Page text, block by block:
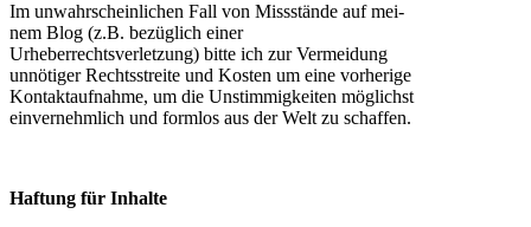
Im unwahrscheinlichen Fall von Missstände auf mei­
nem Blog (z.B. bezüg­lich einer
Urheberrechtsverletzung) bitte ich zur Vermeidung
unnö­ti­ger Rechtsstreite und Kosten um eine vor­he­rige
Kontaktaufnahme, um die Unstimmigkeiten mög­lichst
ein­ver­nehm­lich und form­los aus der Welt zu schaf­fen.
Haftung für Inhalte